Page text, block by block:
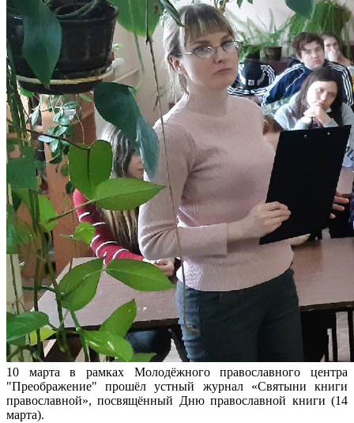
10 марта в рамках Молодёжного православного центра
"Преображение" прошёл ус­тный журнал «Святыни книги
пра­вославной», посвящён­ный Дню православной книги (14
марта).